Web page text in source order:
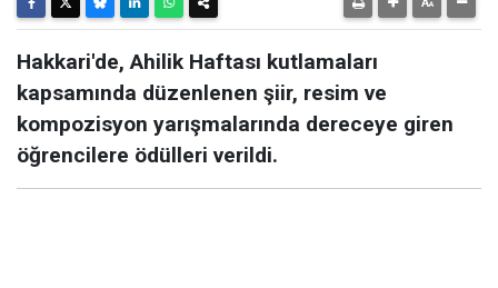
Hakkari'de, Ahilik Haftası kutlamaları
kapsamında düzenlenen şiir, resim ve
kompozisyon yarışmalarında dereceye giren
öğrencilere ödülleri verildi.